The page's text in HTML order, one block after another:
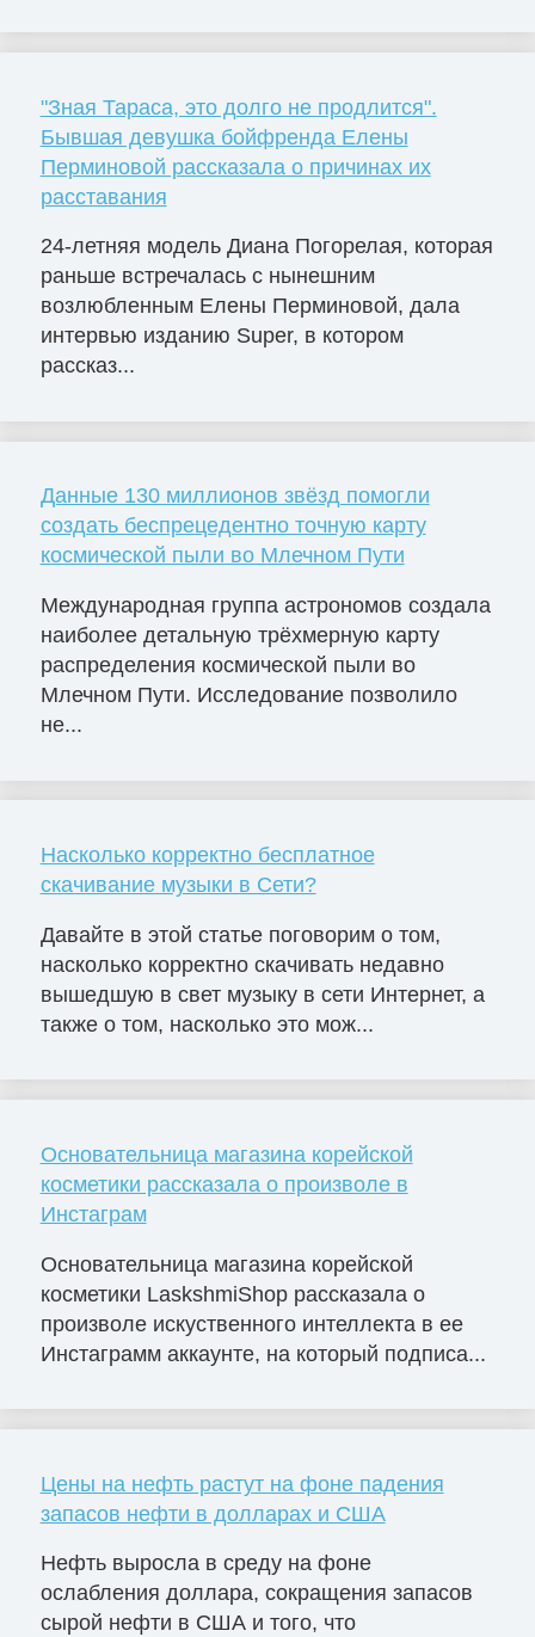
"Зная Тараса, это долго не продлится".
Бывшая девушка бойфренда Елены
Перминовой рассказала о причинах их
расставания
24-летняя модель Диана Погорелая, которая
раньше встречалась с нынешним
возлюбленным Елены Перминовой, дала
интервью изданию Super, в котором
рассказ...
Данные 130 миллионов звёзд помогли
создать беспрецедентно точную карту
космической пыли во Млечном Пути
Международная группа астрономов создала
наиболее детальную трёхмерную карту
распределения космической пыли во
Млечном Пути. Исследование позволило
не...
Насколько корректно бесплатное
скачивание музыки в Сети?
Давайте в этой статье поговорим о том,
насколько корректно скачивать недавно
вышедшую в свет музыку в сети Интернет, а
также о том, насколько это мож...
Основательница магазина корейской
косметики рассказала о произволе в
Инстаграм
Основательница магазина корейской
косметики LaskshmiShop рассказала о
произволе искуственного интеллекта в ее
Инстаграмм аккаунте, на который подписа...
Цены на нефть растут на фоне падения
запасов нефти в долларах и США
Нефть выросла в среду на фоне
ослабления доллара, сокращения запасов
сырой нефти в США и того, что